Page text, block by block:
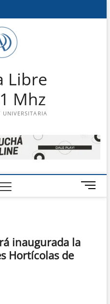
Libre
Mhz
B
o
inaugurada la
Hortícolas de